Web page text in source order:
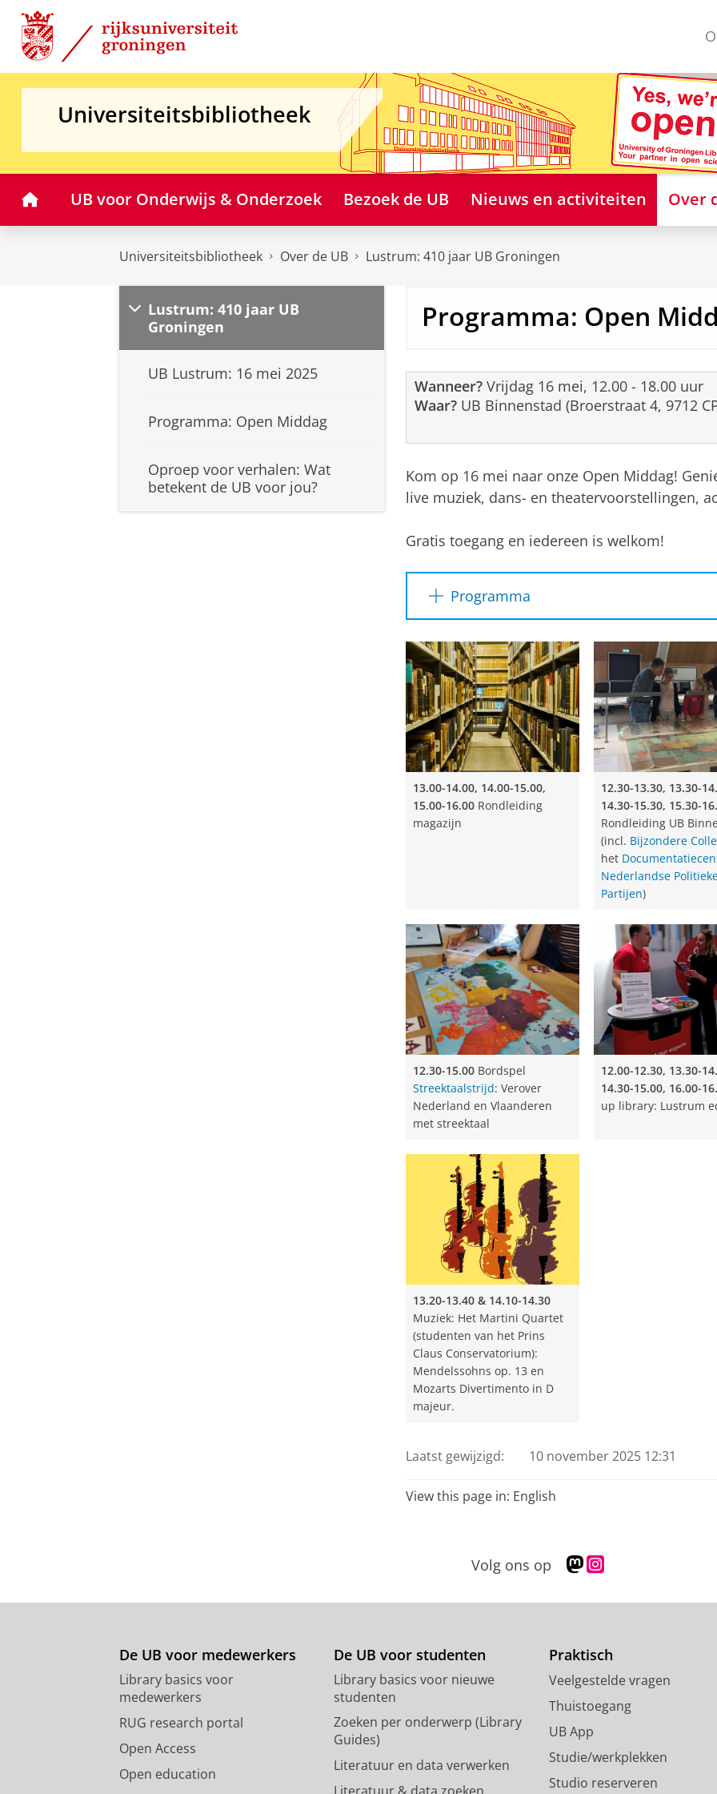
Skip
Content
Skip
Navigation
Universiteitsbibliotheek
HomeUB voor Onderwijs & Onderzoek Bezoek de UB Nieuws en activiteiten Over
Universiteitsbibliotheek Over de UB Lustrum: 410 jaar UB Groningen
Lustrum: 410 jaar UB
Groningen
UB Lustrum: 16 mei 2025
Programma: Open Middag
Oproep voor verhalen: Wat
betekent de UB voor jou?
Programma: Open
Wanneer?Vrijdag 16 mei, 12.00 - 18.00 uur
Waar?UB Binnenstad (Broerstraat 4, 9712
Kom op 16 mei naar onze Open Middag!
live muziek, dans- en theatervoorstellingen,
Gratis toegang en iedereen is welkom!
Programma
Binnenstad (incl. Bijzondere Collecties en
Nederlandse Politieke Partijen
13.00-14.00, 14.00-15.00, 15.00-16.00
12.30-14.00 Workshop: Afval tot kunst:
12.30-15.00Bordspel Streektaalstrijd:
met streektaal
12.00-12.30, 13.30-14.00, 14.30-15.00,
13.00-13.20 & 14.00-14.20 Groninger
13.20-13.40 & 14.10-14.30
Muziek: Het
Prins Claus Conservatorium):
Divertimento in D majeur.
14.45-15.15
Leesgroepenpresentatie
Flanor(in het Engels)
15.00-15.45
15.15-15.30 & 16.00-16.15 & 16.45-17.00
poëzie met stadsdichter, huisdichter RUG
15.30-16.00 Tereus: Toneelopvoering door
taal en cultuur
(GLTC)
15.30-16.00Opening fototentoonstelling:
(in samenwerking met de Green Office van
En meer:
Kopje thee met de directeur UB
Tentoonstelling:Bezet, verzet, bevrijd:
Kleurplaten voor kinderen
13.00-14.00, 14.00-15.00,
15.00-16.00Rondleiding
magazijn
12.30-13.30, 13.30-
14.30-15.30, 15.30-
Rondleiding UB
(incl. Bijzondere
het
Nederlandse
Partijen)
12.30-15.00Bordspel
Streektaalstrijd: Verover
Nederland en Vlaanderen
met streektaal
12.00-12.30, 13.30-
14.30-15.00, 16.00-
up library: Lustrum
13.20-13.40 & 14.10-14.30
Muziek: Het Martini Quartet
(studenten van het Prins
Claus Conservatorium):
Mendelssohns op. 13 en
Mozarts Divertimento in D
majeur.
Laatst gewijzigd: 10 november 2025 12:31
View this page in: English
Volg ons op
M
s
d
n
p
o
f
i
s
g
r
a
m
c
c
De UB voor medewerkers
Library basics voor
medewerkers
RUG research portal
Open Access
Open education
De UB voor studenten
Library basics voor nieuwe
studenten
Zoeken per onderwerp (Library
Guides)
Literatuur en data verwerken
Praktisch
Veelgestelde vragen
Thuistoegang
UB App
Studie/werkplekken
Studio reserveren